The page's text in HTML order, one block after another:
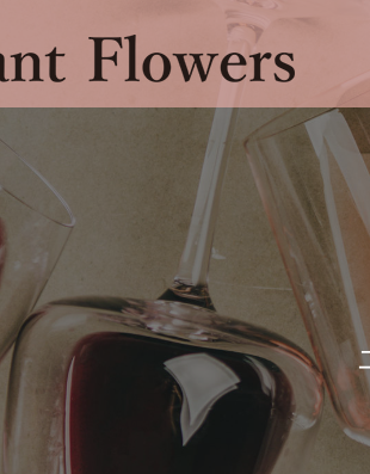
エレガント フ